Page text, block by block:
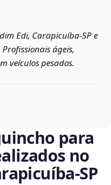
Edi, Carapicuíba‑SP e
ágeis,
veículos pesados.
para
no